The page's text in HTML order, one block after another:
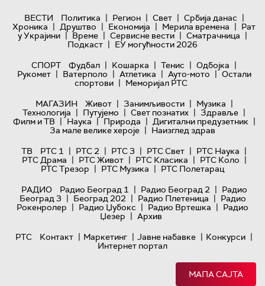
ВЕСТИ Политика | Регион | Свет | Србија данас |
Хроника | Друштво | Економија | Мерила времена | Рат
у Украјини | Време | Сервисне вести | Сматрачница |
Подкаст | ЕУ могућности 2026
СПОРТ
Фудбал | Кошарка | Тенис | Одбојка |
Рукомет | Ватерполо | Атлетика | Ауто-мото | Остали
спортови | Меморијал РТС
МАГАЗИН
Живот | Занимљивости | Музика |
Технологијa | Путујемо | Свет познатих | Здравље |
Филм и ТВ | Наука | Природа | Дигитални предузетник |
За мале велике хероје | Наизглед здрав
ТВ
РТС 1 | РТС 2 | РТС 3 | РТС Свет | РТС Наука |
РТС Драма | РТС Живот | РТС Класика | РТС Коло |
РТС Трезор | РТС Музика | РТС Полетарац
РАДИО
Радио Београд 1 | Радио Београд 2 | Радио
Београд 3 | Београд 202 | Радио Плетеница | Радио
Рокенролер | Радио Џубокс | Радио Вртешка | Радио
Џезер | Архив
РТС
Контакт | Маркетинг | Јавне набавке | Конкурси |
Интернет портал
МАПА САЈТА